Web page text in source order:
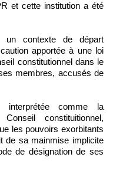
et cette institution a été
un contexte de départ
apportée à une loi
constitutionnel dans le
membres, accusés de
comme la
constituitionnel,
les pouvoirs exorbitants
de sa mainmise implicite
de désignation de ses